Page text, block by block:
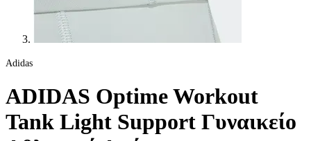
Adidas
ADIDAS Optime Workout
Tank Light Support Γυναικείο